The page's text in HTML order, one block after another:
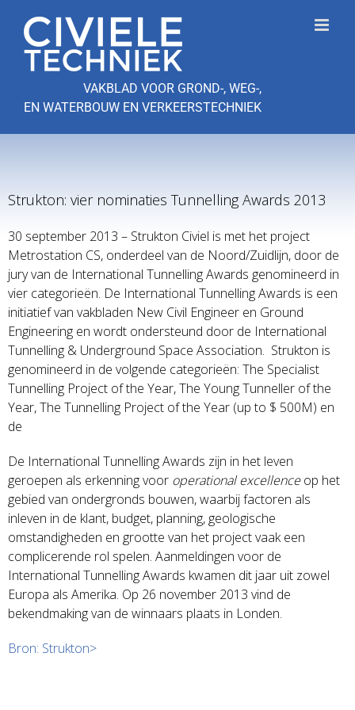
naar
inhoud
VAKBLAD VOOR GROND-, WEG-,
EN WATERBOUW EN VERKEERSTECHNIEK
Strukton: vier nominaties Tunnelling Awards 2013
30 september 2013 – Strukton Civiel is met het project
Metrostation CS, onderdeel van de Noord/Zuidlijn, door de
jury van de International Tunnelling Awards genomineerd in
vier categorieën. De International Tunnelling Awards is een
initiatief van vakbladen New Civil Engineer en Ground
Engineering en wordt ondersteund door de International
Tunnelling & Underground Space Association. Strukton is
genomineerd in de volgende categorieën: The Specialist
Tunnelling Project of the Year, The Young Tunneller of the
Year, The Tunnelling Project of the Year (up to $ 500M) en
de
De International Tunnelling Awards zijn in het leven
geroepen als erkenning voor operational excellenceop het
gebied van ondergronds bouwen, waarbij factoren als
inleven in de klant, budget, planning, geologische
omstandigheden en grootte van het project vaak een
complicerende rol spelen. Aanmeldingen voor de
International Tunnelling Awards kwamen dit jaar uit zowel
Europa als Amerika. Op 26 november 2013 vind de
bekendmaking van de winnaars plaats in Londen.
Bron: Strukton>